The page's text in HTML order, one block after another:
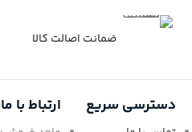
ضمانت اصالت کالا
دسترسی سریع ارتباط با ما